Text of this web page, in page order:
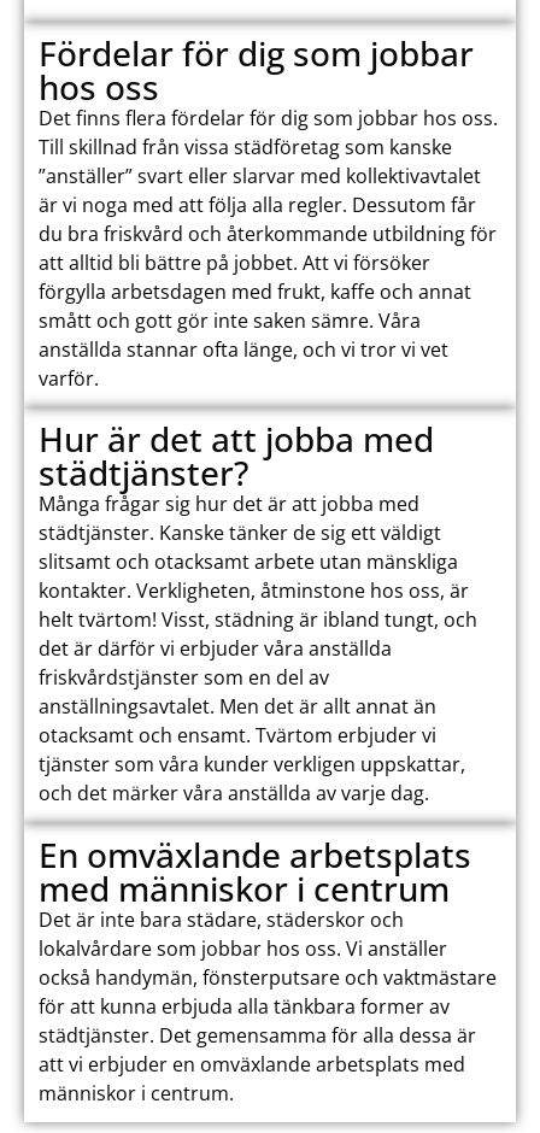
Fördelar för dig som jobbar
hos oss
Det finns flera fördelar för dig som jobbar hos oss.
Till skillnad från vissa städföretag som kanske
”anställer” svart eller slarvar med kollektivavtalet
är vi noga med att följa alla regler. Dessutom får
du bra friskvård och återkommande utbildning för
att alltid bli bättre på jobbet. Att vi försöker
förgylla arbetsdagen med frukt, kaffe och annat
smått och gott gör inte saken sämre. Våra
anställda stannar ofta länge, och vi tror vi vet
varför.
Hur är det att jobba med
städtjänster?
Många frågar sig hur det är att jobba med
städtjänster. Kanske tänker de sig ett väldigt
slitsamt och otacksamt arbete utan mänskliga
kontakter. Verkligheten, åtminstone hos oss, är
helt tvärtom! Visst, städning är ibland tungt, och
det är därför vi erbjuder våra anställda
friskvårdstjänster som en del av
anställningsavtalet. Men det är allt annat än
otacksamt och ensamt. Tvärtom erbjuder vi
tjänster som våra kunder verkligen uppskattar,
och det märker våra anställda av varje dag.
En omväxlande arbetsplats
med människor i centrum
Det är inte bara städare, städerskor och
lokalvårdare som jobbar hos oss. Vi anställer
också handymän, fönsterputsare och vaktmästare
för att kunna erbjuda alla tänkbara former av
städtjänster. Det gemensamma för alla dessa är
att vi erbjuder en omväxlande arbetsplats med
människor i centrum.